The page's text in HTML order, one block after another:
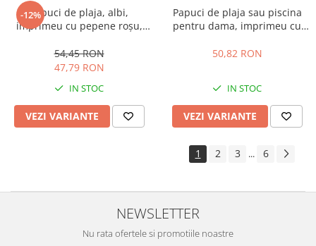
-12%Papuci de plaja, albi,
imprimeu cu pepene roșu,
54,45 RON
47,79 RON
IN STOC
VEZI VARIANTE
Papuci de plaja sau piscina
pentru dama, imprimeu cu
23 centimetri
50,82 RON
IN STOC
VEZI VARIANTE
1 2 3 ... 6
NEWSLETTER
Nu rata ofertele si promotiile noastre